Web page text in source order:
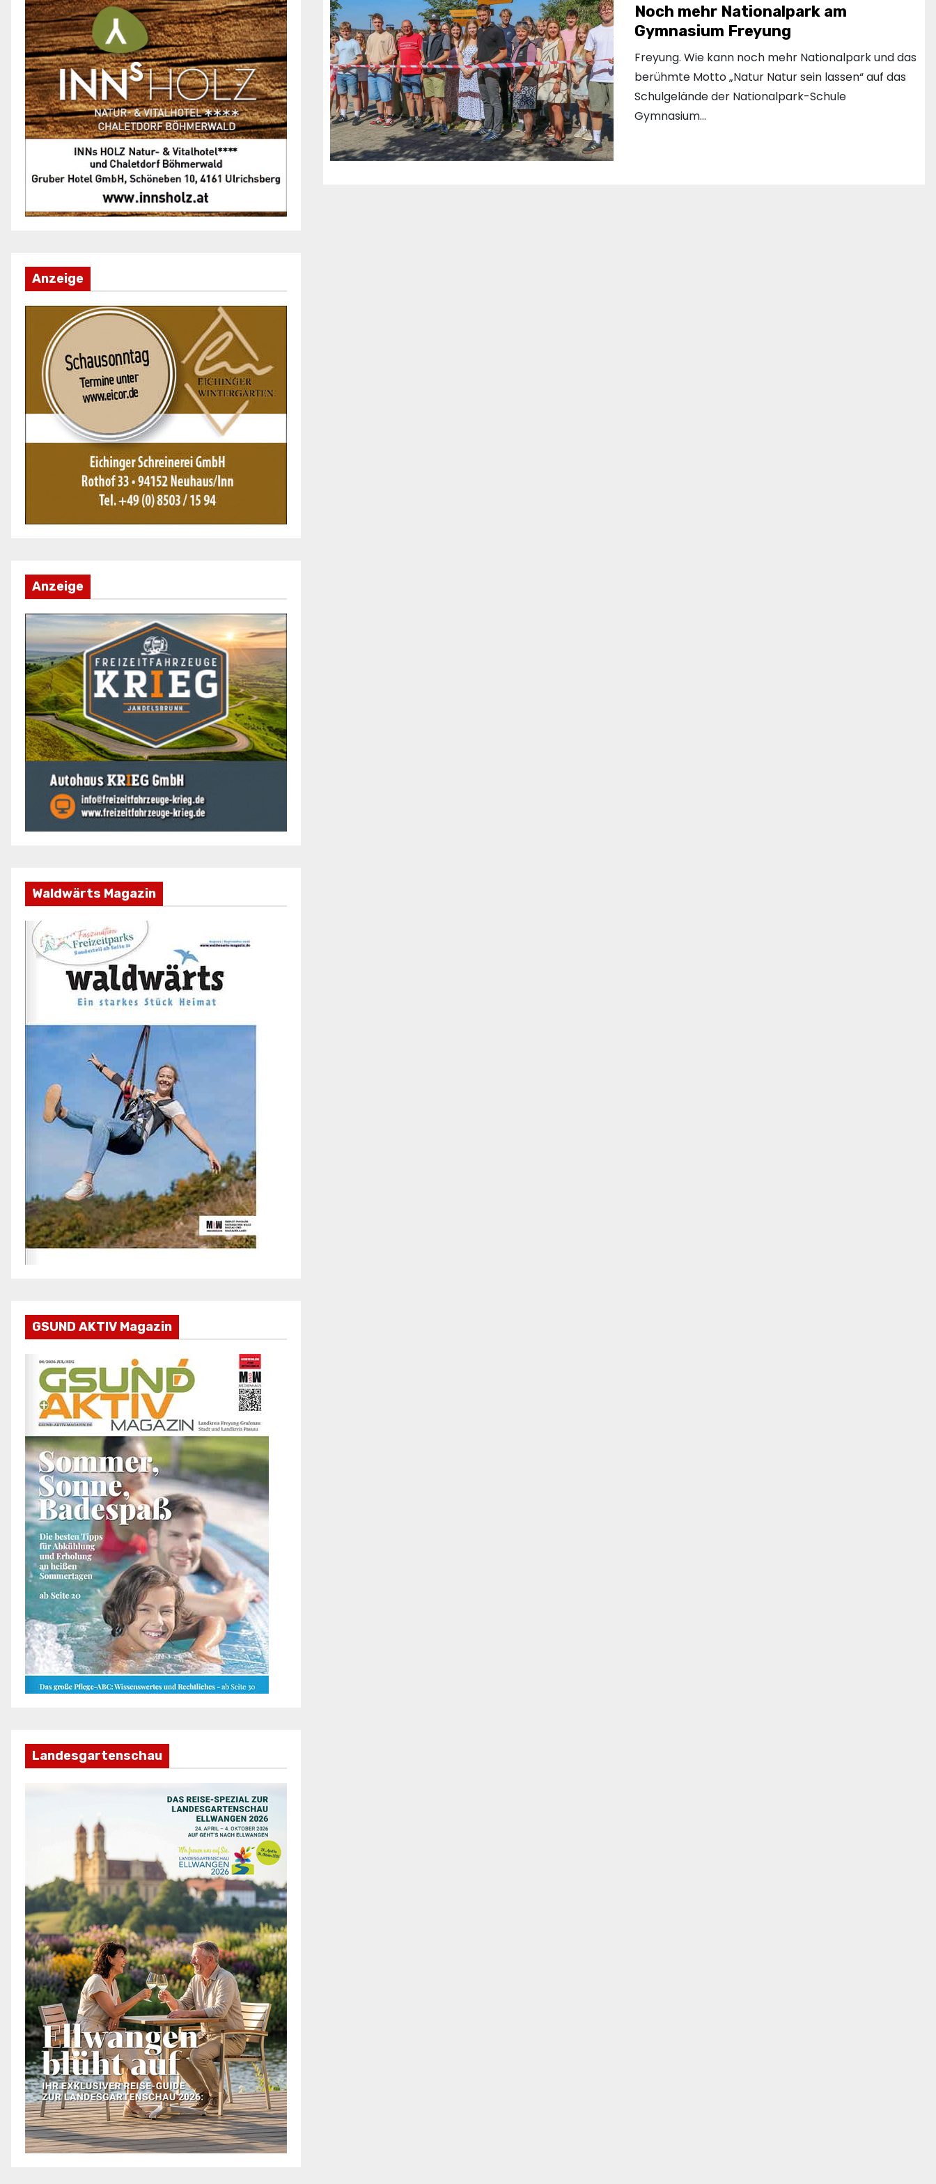
Anzeige
Anzeige
Waldwärts Magazin
GSUND AKTIV Magazin
Landesgartenschau
Noch mehr Nationalpark am
Gymnasium Freyung
Freyung. Wie kann noch mehr Nationalpark und das
berühmte Motto „Natur Natur sein lassen“ auf das
Schulgelände der Nationalpark-Schule
Gymnasium…